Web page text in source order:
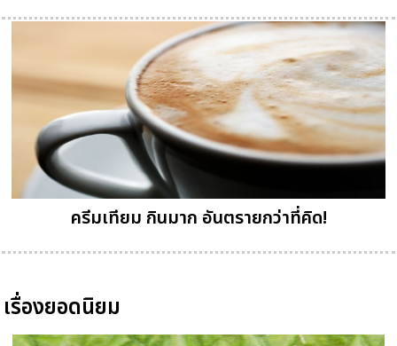
ครีมเทียม กินมาก อันตรายกว่าที่คิด!
เรื่องยอดนิยม